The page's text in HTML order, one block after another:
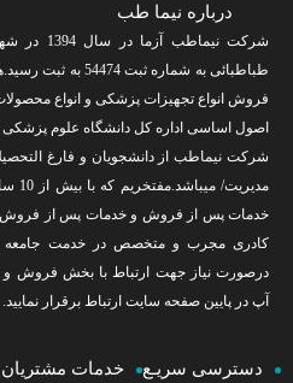
درباره نیما طب
شرکت
طباطبائی به شماره
فروش انواع تجهیزات پزشکی و انواع
اصول اساسی اداره کل دانشگاه علوم پزشکی
شرکت نیماطب از دانشجویان و فارغ
خدمات پس از فروش و خدمات پس از فروش
کادری مجرب و متخصص در خدمت جامعه
درصورت نیاز جهت ارتباط با بخش فروش و
آپ در پایین صفحه سایت ارتباط برقرار نمایید.
دسترسی سریـع خدمات مشتریان